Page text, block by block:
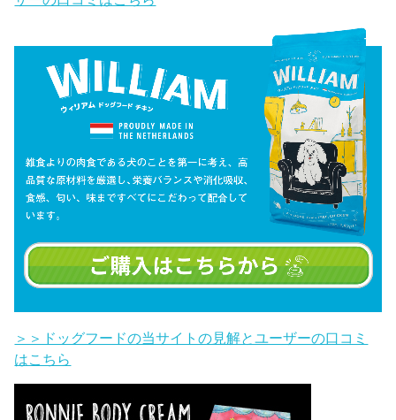
＞＞ドッグフードの当サイトの見解とユーザーの口コミ
はこちら